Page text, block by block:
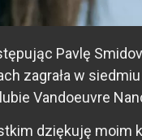
Pavlę
zagrała w
Vandoeuvre
dziękuję